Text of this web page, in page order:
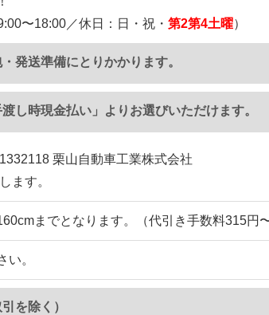
〜18:00／休日：日・祝・ 第2第4土曜）
発送準備にとりかかります。
し時現金払い」よりお選びいただけます。
栗山自動車工業株式会社
ます。
までとなります。（代引き手数料315円〜
い。
を除く）